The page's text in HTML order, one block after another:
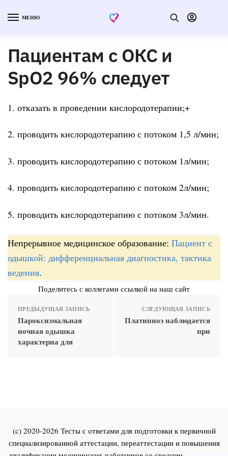
МЕНЮ
Пациентам с ОКС и
SpO2 96% следует
1. отказать в проведении кислородотерапии;+
2. проводить кислородотерапию с потоком 1,5 л/мин;
3. проводить кислородотерапию с потоком 1л/мин;
4. проводить кислородотерапию с потоком 2л/мин;
5. проводить кислородотерапию с потоком 3л/мин.
Непрерывное медицинское образование: Пациент с
одышкой: дифференциальная диагностика, тактика
ведения.
Поделитесь с коллегами ссылкой на наш сайт
ПРЕДЫДУЩАЯ ЗАПИСЬ
Пароксизмальная
ночная одышка
характерна для
СЛЕДУЮЩАЯ ЗАПИСЬ
Платипноэ наблюдается
при
(c) 2020-2026 Тесты с ответами для подготовки к первичной
специализированной аттестации, переаттестации и повышения